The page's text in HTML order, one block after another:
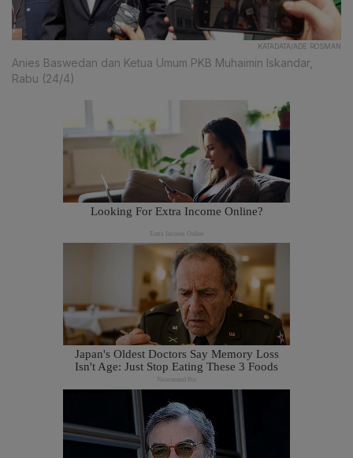
KATADATA/ADE ROSMAN
Anies Baswedan dan Ketua Umum PKB Muhaimin Iskandar,
Rabu (24/4)